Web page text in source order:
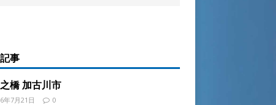
事
橋 加古川市
年7月21日 0